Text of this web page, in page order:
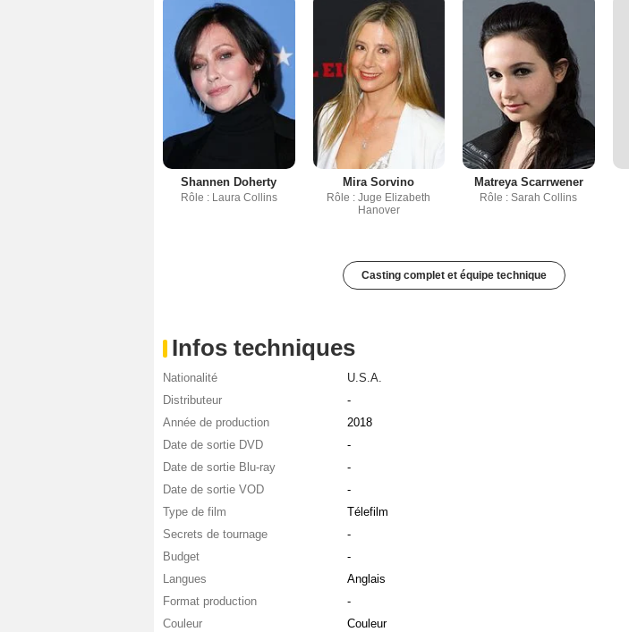
Shannen Doherty
Rôle : Laura Collins
Mira Sorvino
Rôle : Juge Elizabeth
Hanover
Matreya Scarrwener
Rôle : Sarah Collins
Casting complet et équipe technique
Infos techniques
Nationalité
U.S.A.
Distributeur
-
Année de production
2018
Date de sortie DVD
-
Date de sortie Blu-ray
-
Date de sortie VOD
-
Type de film
Télefilm
Secrets de tournage
-
Budget
-
Langues
Anglais
Format production
-
Couleur
Couleur